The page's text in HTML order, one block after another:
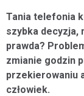
Wyrażam
osobowych
Tania telefonia
szybka decyzja,
prawda?
zmianie godzin
przekierowaniu
człowiek.